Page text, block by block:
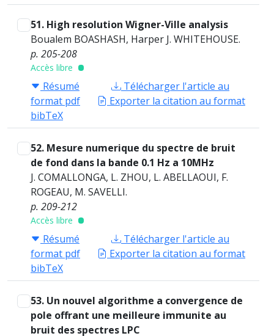
51. High resolution Wigner-Ville analysis
Boualem BOASHASH, Harper J. WHITEHOUSE.
p. 205-208
Accès libre
Résumé
Télécharger l'article au
format pdf
Exporter la citation au format
bibTeX
52. Mesure numerique du spectre de bruit
de fond dans la bande 0.1 Hz a 10MHz
J. COMALLONGA, L. ZHOU, L. ABELLAOUI, F.
ROGEAU, M. SAVELLI.
p. 209-212
Accès libre
Résumé
Télécharger l'article au
format pdf
Exporter la citation au format
bibTeX
53. Un nouvel algorithme a convergence de
pole offrant une meilleure immunite au
bruit des spectres LPC